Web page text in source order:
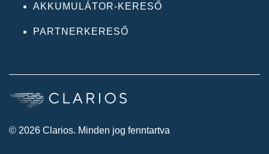
AKKUMULÁTOR-KERESŐ
PARTNERKERESŐ
© 2026 Clarios. Minden jog fenntartva